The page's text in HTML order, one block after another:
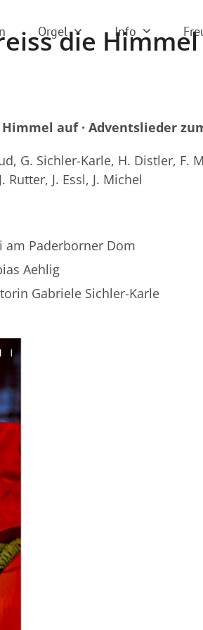
Orgel Info
die
auf · Adventslieder
G. Sichler-Karle, H. Distler, F.
Rutter, J. Essl, J. Michel
am Paderborner Dom
Aehlig
Gabriele Sichler-Karle